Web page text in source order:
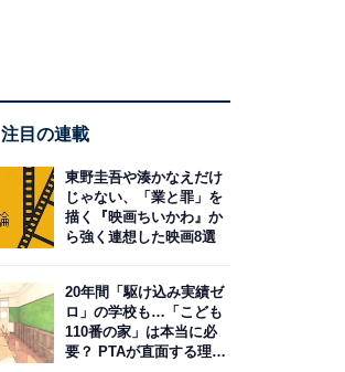
注目の連載
東野圭吾や湊かなえだけ
じゃない、「業と罪」を
描く『映画ちいかわ』か
ら強く連想した映画8選
20年間「駆け込み実績ゼ
ロ」の学校も…「こども
110番の家」は本当に必
要？ PTAが直面する理想